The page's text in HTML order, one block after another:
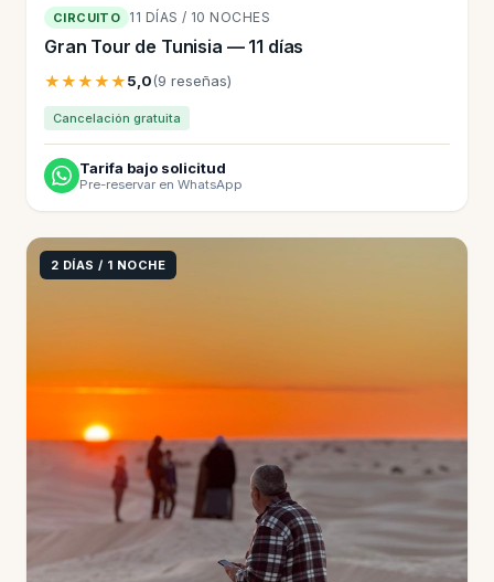
CIRCUITO 11 DÍAS / 10 NOCHES
Gran Tour de Tunisia — 11 días
★★★★★5,0(9 reseñas)
Cancelación gratuita
Tarifa bajo solicitud
Pre-reservar en WhatsApp
2 DÍAS / 1 NOCHE